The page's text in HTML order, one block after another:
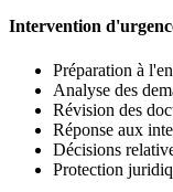
Intervention
Préparation à
Analyse des
Révision des
Réponse aux
Décisions
Protection